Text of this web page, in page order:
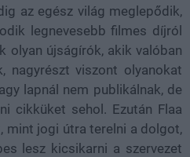
az egész világ meglepődik,
legnevesebb filmes díjról
olyan újságírók, akik valóban
nagyrészt viszont olyanokat
lapnál nem publikálnak, de
cikküket sehol. Ezután Flaa
mint jogi útra terelni a dolgot,
lesz kicsikarni a szervezet